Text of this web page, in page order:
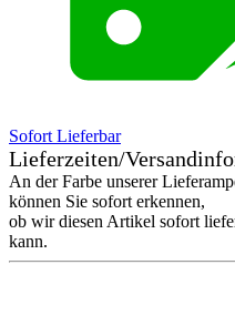
Sofort Lieferbar
Lieferzeiten/
An der Farbe unserer
können Sie sofort erkennen,
ob wir diesen Artikel sofort
kann.